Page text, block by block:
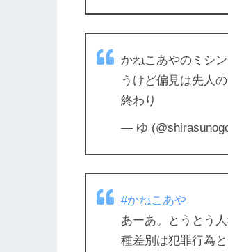
かねこあやのミシ
うけど偏見は先人
終わり
— ゆ
#かねこあや
あーあ。とうとう
種差別は犯罪行為